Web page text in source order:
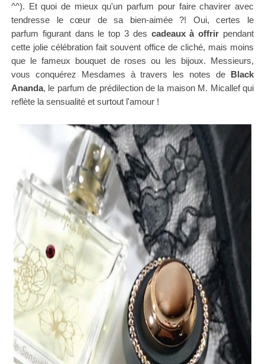
^^). Et quoi de mieux qu'un parfum pour faire chavirer avec
tendresse le cœur de sa bien-aimée ?! Oui, certes le
parfum figurant dans le top 3 des cadeaux à offrir pendant
cette jolie célébration fait souvent office de cliché, mais moins
que le fameux bouquet de roses ou les bijoux. Messieurs,
vous conquérez Mesdames à travers les notes de Black
Ananda, le parfum de prédilection de la maison M. Micallef qui
reflète la sensualité et surtout l'amour !